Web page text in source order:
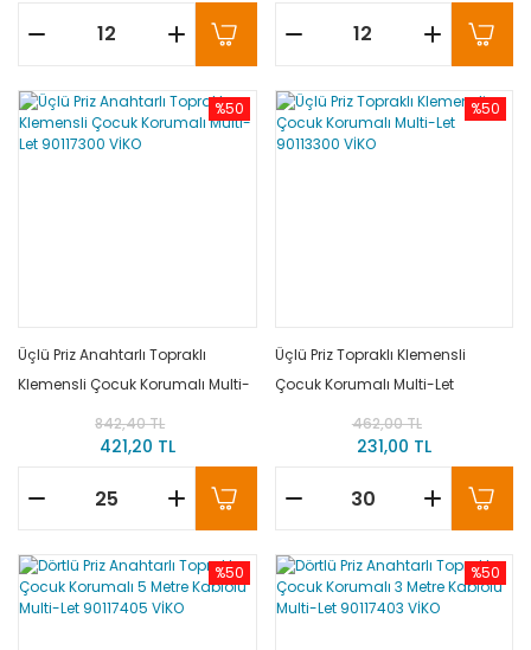
%50
Üçlü Priz Anahtarlı Topraklı
Klemensli Çocuk Korumalı Multi-
Let 90117300 VİKO
842,40 TL
421,20 TL
%50
Üçlü Priz Topraklı Klemensli
Çocuk Korumalı Multi-Let
90113300 VİKO462,00 TL
231,00 TL
%50 %50